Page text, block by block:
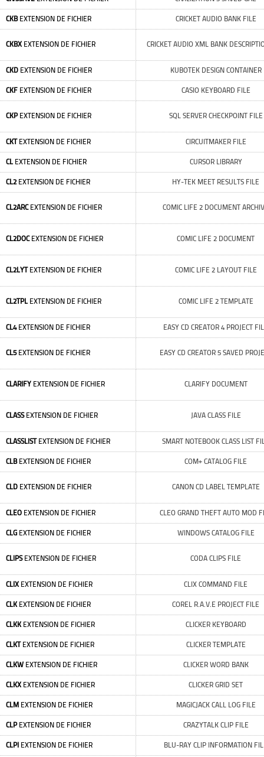
CKBEXTENSION DE FICHIER CRICKET AUDIO BANK FILE
CKBXEXTENSION DE FICHIER CRICKET AUDIO XML BANK
CKD EXTENSION DE FICHIER KUBOTEK DESIGN CONTAINER
CKF EXTENSION DE FICHIER CASIO KEYBOARD FILE
CKPEXTENSION DE FICHIER SQL SERVER CHECKPOINT FILE
CKTEXTENSION DE FICHIER CIRCUITMAKER FILE
CLEXTENSION DE FICHIER CURSOR LIBRARY
CL2EXTENSION DE FICHIER HY-TEK MEET RESULTS FILE
CL2ARCEXTENSION DE FICHIER COMIC LIFE 2 DOCUMENT
CL2DOCEXTENSION DE FICHIER COMIC LIFE 2 DOCUMENT
CL2LYTEXTENSION DE FICHIER COMIC LIFE 2 LAYOUT FILE
CL2TPLEXTENSION DE FICHIER COMIC LIFE 2 TEMPLATE
CL4EXTENSION DE FICHIER EASY CD CREATOR 4 PROJECT
CL5EXTENSION DE FICHIER EASY CD CREATOR 5 SAVED
CLARIFY EXTENSION DE FICHIER CLARIFY DOCUMENT
CLASSEXTENSION DE FICHIER JAVA CLASS FILE
CLASSLISTEXTENSION DE FICHIER SMART NOTEBOOK CLASS LIST
CLBEXTENSION DE FICHIER COM+ CATALOG FILE
CLD EXTENSION DE FICHIER CANON CD LABEL TEMPLATE
CLEO EXTENSION DE FICHIER CLEO GRAND THEFT AUTO MOD
CLG EXTENSION DE FICHIER WINDOWS CATALOG FILE
CLIPSEXTENSION DE FICHIER CODA CLIPS FILE
CLIXEXTENSION DE FICHIER CLIX COMMAND FILE
CLKEXTENSION DE FICHIER COREL R.A.V.E PROJECT FILE
CLKKEXTENSION DE FICHIER CLICKER KEYBOARD
CLKTEXTENSION DE FICHIER CLICKER TEMPLATE
CLKW EXTENSION DE FICHIER CLICKER WORD BANK
CLKXEXTENSION DE FICHIER CLICKER GRID SET
CLM EXTENSION DE FICHIER MAGICJACK CALL LOG FILE
CLPEXTENSION DE FICHIER CRAZYTALK CLIP FILE
CLPI EXTENSION DE FICHIER BLU-RAY CLIP INFORMATION